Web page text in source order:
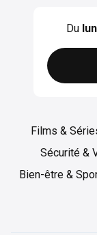
Du
Films &
Sécurité &
Bien-être &